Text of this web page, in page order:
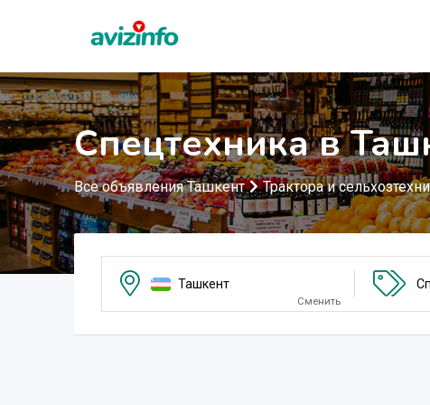
Спецтехника в
Все объявления Ташкент Трактора и
Ташкент
Сменить